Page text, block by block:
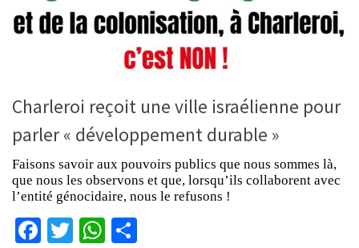
Charleroi reçoit une ville israélienne pour
parler « développement durable »
Faisons savoir aux pouvoirs publics que nous sommes là,
que nous les observons et que, lorsqu’ils collaborent avec
l’entité génocidaire, nous le refusons !
Facebook
TwitterWhatsApp